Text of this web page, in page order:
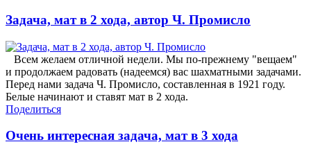
Задача, мат в 2 хода, автор Ч. Промисло
Всем желаем отличной недели. Мы по-прежнему "вещаем"
и продолжаем радовать (надеемся) вас шахматными задачами.
Перед нами задача Ч. Промисло, составленная в 1921 году.
Белые начинают и ставят мат в 2 хода.
Поделиться
Очень интересная задача, мат в 3 хода